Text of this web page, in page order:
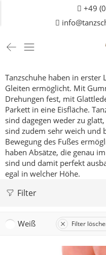
+49
Tanzschuhe haben in erster
Gleiten ermöglicht. Mit
Drehungen fest, mit
Parkett in eine Eisfläche.
sind dagegen weder zu
sind zudem sehr weich und
Bewegung des Fußes
haben Absätze, die genau
sind und damit perfekt
egal in welcher Höhe.
Filter
Weiß Filter